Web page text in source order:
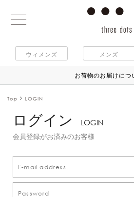
ウィメンズ メンズ
お荷物のお届けにつ
Top LOGIN
ログイン LOGIN
会員登録がお済みのお客様